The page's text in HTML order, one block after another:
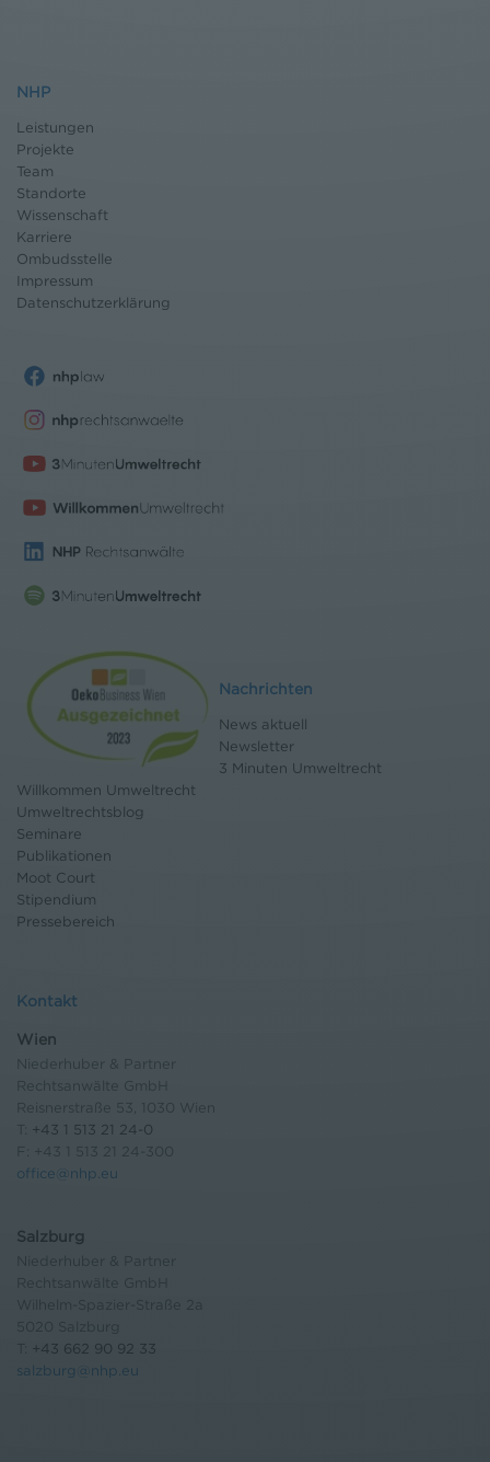
NHP
Leistungen
Projekte
Team
Standorte
Wissenschaft
Karriere
Ombudsstelle
Impressum
Datenschutzerklärung
Nachrichten
News aktuell
Newsletter
3 Minuten Umweltrecht
Willkommen Umweltrecht
Umweltrechtsblog
Seminare
Publikationen
Moot Court
Stipendium
Pressebereich
Kontakt
Wien
Niederhuber & Partner
Rechtsanwälte GmbH
Reisnerstraße 53, 1030 Wien
T: +43 1 513 21 24-0
F: +43 1 513 21 24-300
office@nhp.eu
Salzburg
Niederhuber & Partner
Rechtsanwälte GmbH
Wilhelm-Spazier-Straße 2a
5020 Salzburg
+43 662 90 92 33
salzburg@nhp.eu